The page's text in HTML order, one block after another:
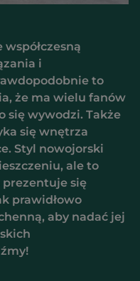
i
to
że ma wielu fanów
się wywodzi. Także
się wnętrza
Styl nowojorski
ale to
prezentuje się
prawidłowo
aby nadać jej